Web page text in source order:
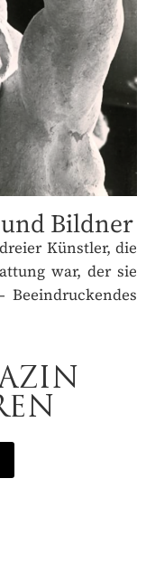
Bildner
Künstler, die
war, der sie